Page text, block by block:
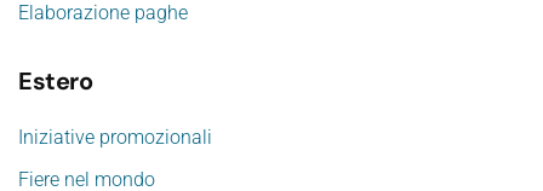
Elaborazione paghe
Estero
Iniziative promozionali
Fiere nel mondo